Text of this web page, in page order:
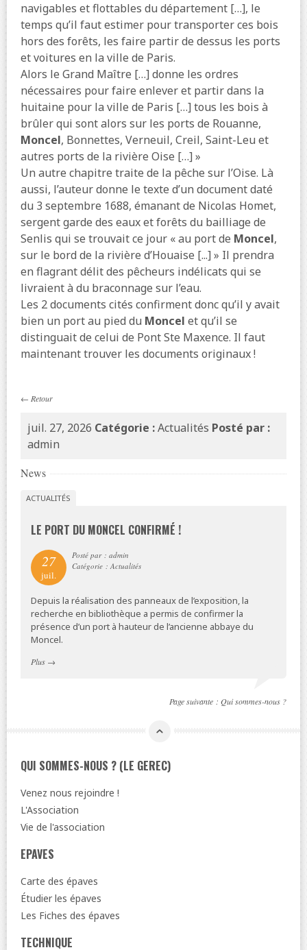
navigables et flottables du département […], le
temps qu’il faut estimer pour transporter ces bois
hors des forêts, les faire partir de dessus les ports
et voitures en la ville de Paris.
Alors le Grand Maître […] donne les ordres
nécessaires pour faire enlever et partir dans la
huitaine pour la ville de Paris […] tous les bois à
brûler qui sont alors sur les ports de Rouanne,
Moncel, Bonnettes, Verneuil, Creil, Saint-Leu et
autres ports de la rivière Oise […] »
Un autre chapitre traite de la pêche sur l’Oise. Là
aussi, l’auteur donne le texte d’un document daté
du 3 septembre 1688, émanant de Nicolas Homet,
sergent garde des eaux et forêts du bailliage de
Senlis qui se trouvait ce jour « au port de Moncel,
sur le bord de la rivière d’Houaise [...] » Il prendra
en flagrant délit des pêcheurs indélicats qui se
livraient à du braconnage sur l’eau.
Les 2 documents cités confirment donc qu’il y avait
bien un port au pied du Moncel et qu’il se
distinguait de celui de Pont Ste Maxence. Il faut
maintenant trouver les documents originaux !
← Retour
juil. 27, 2026 Catégorie :Actualités Posté par :
admin
News
ACTUALITÉS
LE PORT DU MONCEL CONFIRMÉ !
27
juil.
Posté par : admin
Catégorie : Actualités
Depuis la réalisation des panneaux de l’exposition, la
recherche en bibliothèque a permis de confirmer la
présence d’un port à hauteur de l’ancienne abbaye du
Moncel.
Plus →
Page suivante : Qui sommes-nous ?
QUI SOMMES-NOUS ? (LE GEREC)
Venez nous rejoindre !
L'Association
Vie de l'association
EPAVES
Carte des épaves
Étudier les épaves
Les Fiches des épaves
TECHNIQUE